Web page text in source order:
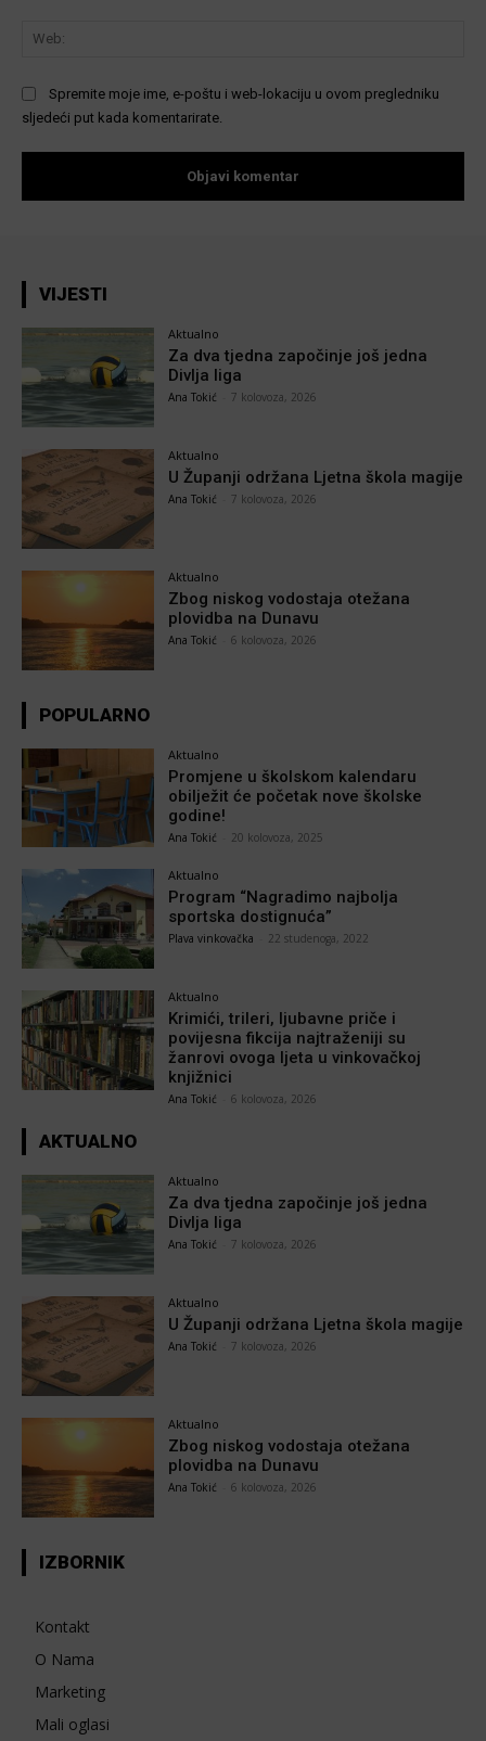
Spremite moje ime, e-poštu i web-lokaciju u ovom pregledniku
sljedeći put kada komentarirate.
VIJESTI
Aktualno
Za dva tjedna započinje još jedna
Divlja liga
Ana Tokić 7 kolovoza, 2026
Aktualno
U Županji održana Ljetna škola magije
Ana Tokić 7 kolovoza, 2026
Aktualno
Zbog niskog vodostaja otežana
plovidba na Dunavu
Ana Tokić 6 kolovoza, 2026
POPULARNO
Aktualno
Promjene u školskom kalendaru
obilježit će početak nove školske
godine!
Ana Tokić 20 kolovoza, 2025
Aktualno
Program “Nagradimo najbolja
sportska dostignuća”
Plava vinkovačka 22 studenoga, 2022
Aktualno
Krimići, trileri, ljubavne priče i
povijesna fikcija najtraženiji su
žanrovi ovoga ljeta u vinkovačkoj
knjižnici
Ana Tokić 6 kolovoza, 2026
AKTUALNO
Aktualno
Za dva tjedna započinje još jedna
Divlja liga
Ana Tokić 7 kolovoza, 2026
Aktualno
U Županji održana Ljetna škola magije
Ana Tokić 7 kolovoza, 2026
Aktualno
Zbog niskog vodostaja otežana
plovidba na Dunavu
Ana Tokić 6 kolovoza, 2026
IZBORNIK
Kontakt
O Nama
Marketing
Mali oglasi